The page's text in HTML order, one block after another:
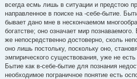
всегда есмь лишь в ситуации и предстою
направленное в поиске на -себе-бытие.
бывает дано мне в нескончаемом
богатстве; оно означает мир
же непосредственно достоверно, сколь
оно лишь постольку, поскольку оно,
эмпирического существования, уже не
Бытие как в-себе-бытие для познания
необходимое пограничное понятие есть